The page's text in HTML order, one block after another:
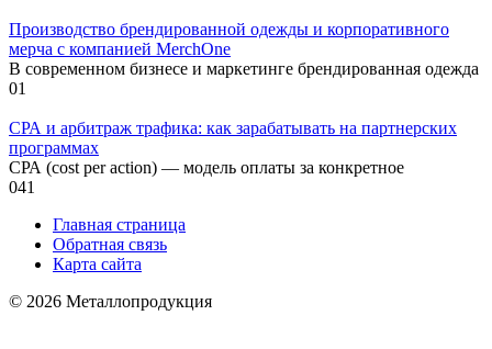
Производство брендированной одежды и корпоративного
мерча с компанией MerchOne
В современном бизнесе и маркетинге брендированная одежда
01
СРА и арбитраж трафика: как зарабатывать на партнерских
программах
СРА (cost per action) — модель оплаты за конкретное
041
Главная страница
Обратная связь
Карта сайта
© 2026 Металлопродукция